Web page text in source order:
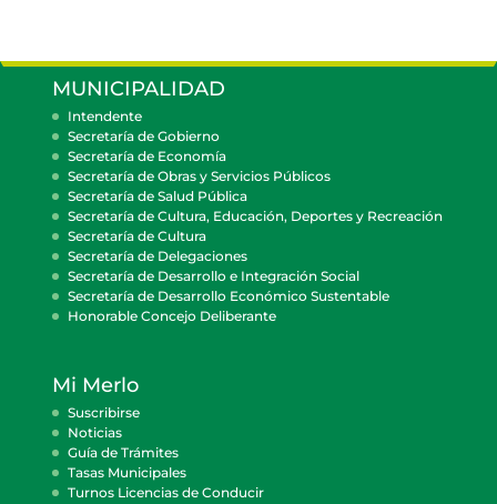
MUNICIPALIDAD
Intendente
Secretaría de Gobierno
Secretaría de Economía
Secretaría de Obras y Servicios Públicos
Secretaría de Salud Pública
Secretaría de Cultura, Educación, Deportes y Recreación
Secretaría de Cultura
Secretaría de Delegaciones
Secretaría de Desarrollo e Integración Social
Secretaría de Desarrollo Económico Sustentable
Honorable Concejo Deliberante
Mi Merlo
Suscribirse
Noticias
Guía de Trámites
Tasas Municipales
Turnos Licencias de Conducir